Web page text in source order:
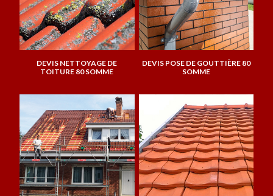
DEVIS NETTOYAGE DE
TOITURE 80 SOMME
DEVIS POSE DE GOUTTIÈRE 80
SOMME